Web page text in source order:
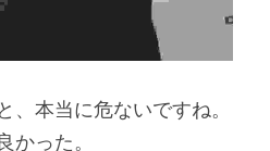
、本当に危ないですね。
かった。